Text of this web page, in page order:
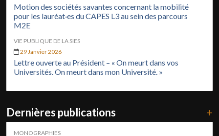
Motion des sociétés savantes concernant la mobilité
pour les lauréat·es du CAPES L3 au sein des parcours
M2E
VIE PUBLIQUE DE LA SIES
29 Janvier 2026
Lettre ouverte au Président – « On meurt dans vos
Universités. On meurt dans mon Université. »
Dernières publications +
MONOGRAPHIES